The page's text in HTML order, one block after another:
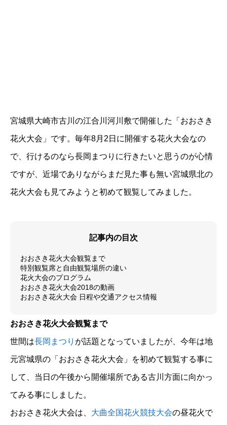
宮城県大崎市古川の江合川河川敷で開催した「おおさき
花火大会」です。毎年8月2日に開催する花火大会なの
で、行けるのなら長岡まつりに行きたいと思うのが心情
ですが、近場でありながらまだ見た事も無い宮城県北の
花火大会も見てみようと初めて観覧してみました。
記事内の目次
おおさき花火大会観覧まで
特別観覧席と自由観覧場所の違い
花火大会のプログラム
おおさき花火大会2018の動画
おおさき花火大会 日程や交通アクセス情報
おおさき花火大会観覧まで
世間は長岡まつり が話題となっていましたが、今年は地
元宮城県の「おおさき花火大会」を初めて観覧する事に
して、当日の午後から開催場所である古川方面に向かっ
てみる事にしました。
おおさき花火大会は、 大曲全国花火競技大会の昼花火で